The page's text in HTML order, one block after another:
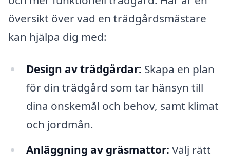
översikt över vad en trädgårdsmästare
kan hjälpa dig med:
Design av trädgårdar: Skapa en plan
för din trädgård som tar hänsyn till
dina önskemål och behov, samt klimat
och jordmån.
Anläggning av gräsmattor: Välj rätt